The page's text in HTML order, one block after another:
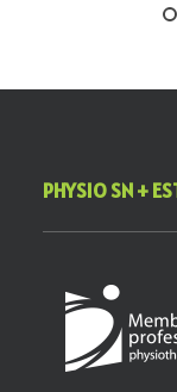
PHYSIO SN +